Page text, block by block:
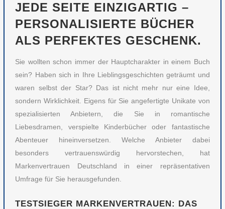
JEDE SEITE EINZIGARTIG –
PERSONALISIERTE BÜCHER
ALS PERFEKTES GESCHENK.
Sie wollten schon immer der Hauptcharakter in einem Buch
sein? Haben sich in Ihre Lieblingsgeschichten geträumt und
waren selbst der Star? Das ist nicht mehr nur eine Idee,
sondern Wirklichkeit. Eigens für Sie angefertigte Unikate von
spezialisierten Anbietern, die Sie in romantische
Liebesdramen, verspielte Kinderbücher oder fantastische
Abenteuer hineinversetzen. Welche Anbieter dabei
besonders vertrauenswürdig hervorstechen, hat
Markenvertrauen Deutschland in einer repräsentativen
Umfrage für Sie herausgefunden.
TESTSIEGER MARKENVERTRAUEN: DAS